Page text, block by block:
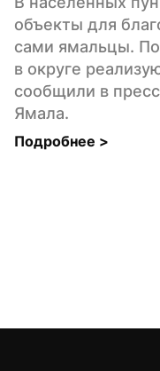
объекты для
сами ямальцы. По
в округе
сообщили в
Ямала.
Подробнее >